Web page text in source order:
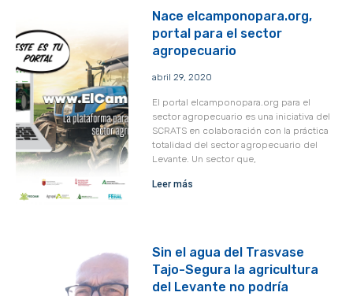
Nace elcamponopara.org,
portal para el sector
agropecuario
abril 29, 2020
El portal elcamponopara.org para el
sector agropecuario es una iniciativa del
SCRATS en colaboración con la práctica
totalidad del sector agropecuario del
Levante. Un sector que,
Leer más
Sin el agua del Trasvase
Tajo-Segura la agricultura
del Levante no podría